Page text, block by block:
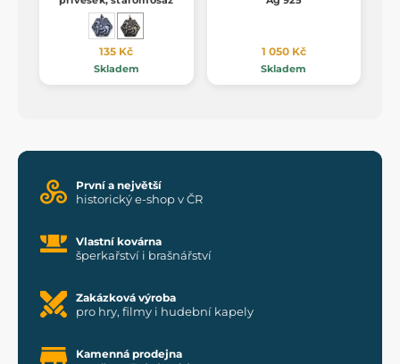
135 Kč
Skladem
1 050 Kč
Skladem
První a největší
historický e-shop v ČR
Vlastní kovárna
šperkařství i brašnářství
Zakázková výroba
pro hry, filmy i hudební kapely
Kamenná prodejna